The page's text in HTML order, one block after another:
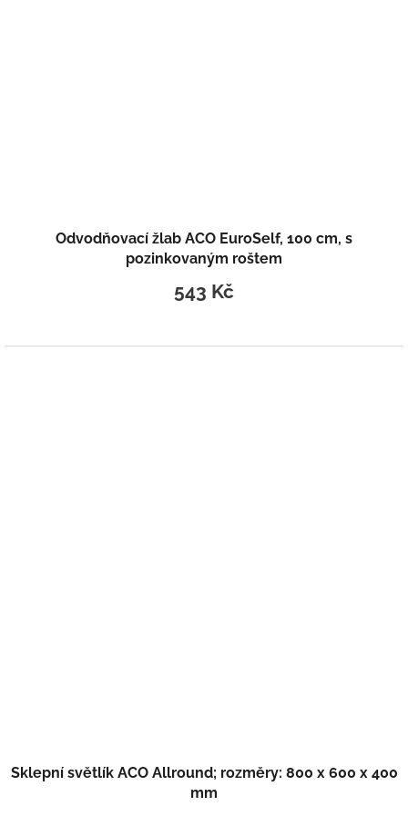
Odvodňovací žlab ACO EuroSelf, 100 cm, s
pozinkovaným roštem
543 Kč
Sklepní světlík ACO Allround; rozměry: 800 x 600 x 400
mm